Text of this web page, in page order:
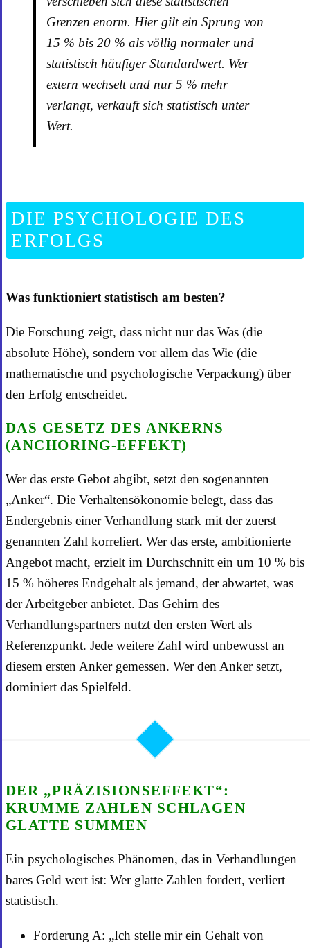
Grenzen enorm. Hier gilt ein Sprung von
15 % bis 20 % als völlig normaler und
statistisch häufiger Standardwert. Wer
extern wechselt und nur 5 % mehr
verlangt, verkauft sich statistisch unter
Wert.
DIE PSYCHOLOGIE DES
ERFOLGS
Was funktioniert statistisch am besten?
Die Forschung zeigt, dass nicht nur das Was (die
absolute Höhe), sondern vor allem das Wie (die
mathematische und psychologische Verpackung) über
den Erfolg entscheidet.
DAS GESETZ DES ANKERNS
(ANCHORING-EFFEKT)
Wer das erste Gebot abgibt, setzt den sogenannten
„Anker“. Die Verhaltensökonomie belegt, dass das
Endergebnis einer Verhandlung stark mit der zuerst
genannten Zahl korreliert. Wer das erste, ambitionierte
Angebot macht, erzielt im Durchschnitt ein um 10 % bis
15 % höheres Endgehalt als jemand, der abwartet, was
der Arbeitgeber anbietet. Das Gehirn des
Verhandlungspartners nutzt den ersten Wert als
Referenzpunkt. Jede weitere Zahl wird unbewusst an
diesem ersten Anker gemessen. Wer den Anker setzt,
dominiert das Spielfeld.
DER „PRÄZISIONSEFFEKT“:
KRUMME ZAHLEN SCHLAGEN
GLATTE SUMMEN
Ein psychologisches Phänomen, das in Verhandlungen
bares Geld wert ist: Wer glatte Zahlen fordert, verliert
statistisch.
Forderung A: „Ich stelle mir ein Gehalt von